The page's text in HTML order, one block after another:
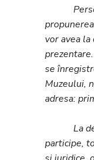
vor avea
se
Muzeului,
adresa:
La
participe,